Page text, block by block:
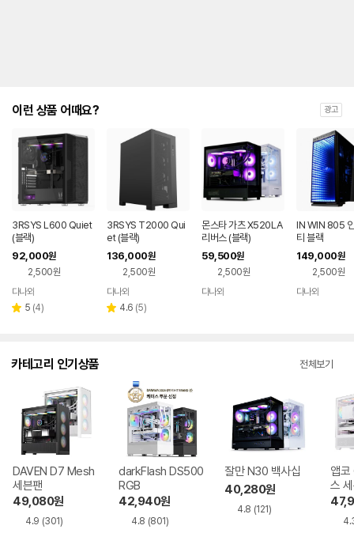
이런 상품 어때요? 광고
3RSYS L600 Quiet
(블랙)
92,000원
2,500원
페이
다나와
별 5 리
(4)
3RSYS T2000 Qui
et (블랙)
136,000원
2,500원
페이
다나와
별 4.6 리
(5)
몬스타 가츠 X520LA
리버스 (블랙)
59,500원
2,500원
다나와
IN WIN 805
티 블랙
149,000원
2,500원
다나와
카테고리 인기상품 전체보기
DAVEN D7 Mesh
세븐팬
49,080원
4.9 (301)
darkFlash DS500
RGB
42,940원
4.8 (801)
잘만 N30 백사십
40,280원
4.8 (121)
앱코
스